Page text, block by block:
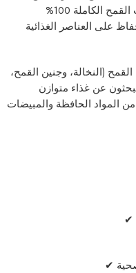
المصنوع من حبوب القمح الكاملة 100%
على العناصر الغذائية
(النخالة، وجنين القمح،
عن غذاء متوازن
المواد الحافظة والمبيضات